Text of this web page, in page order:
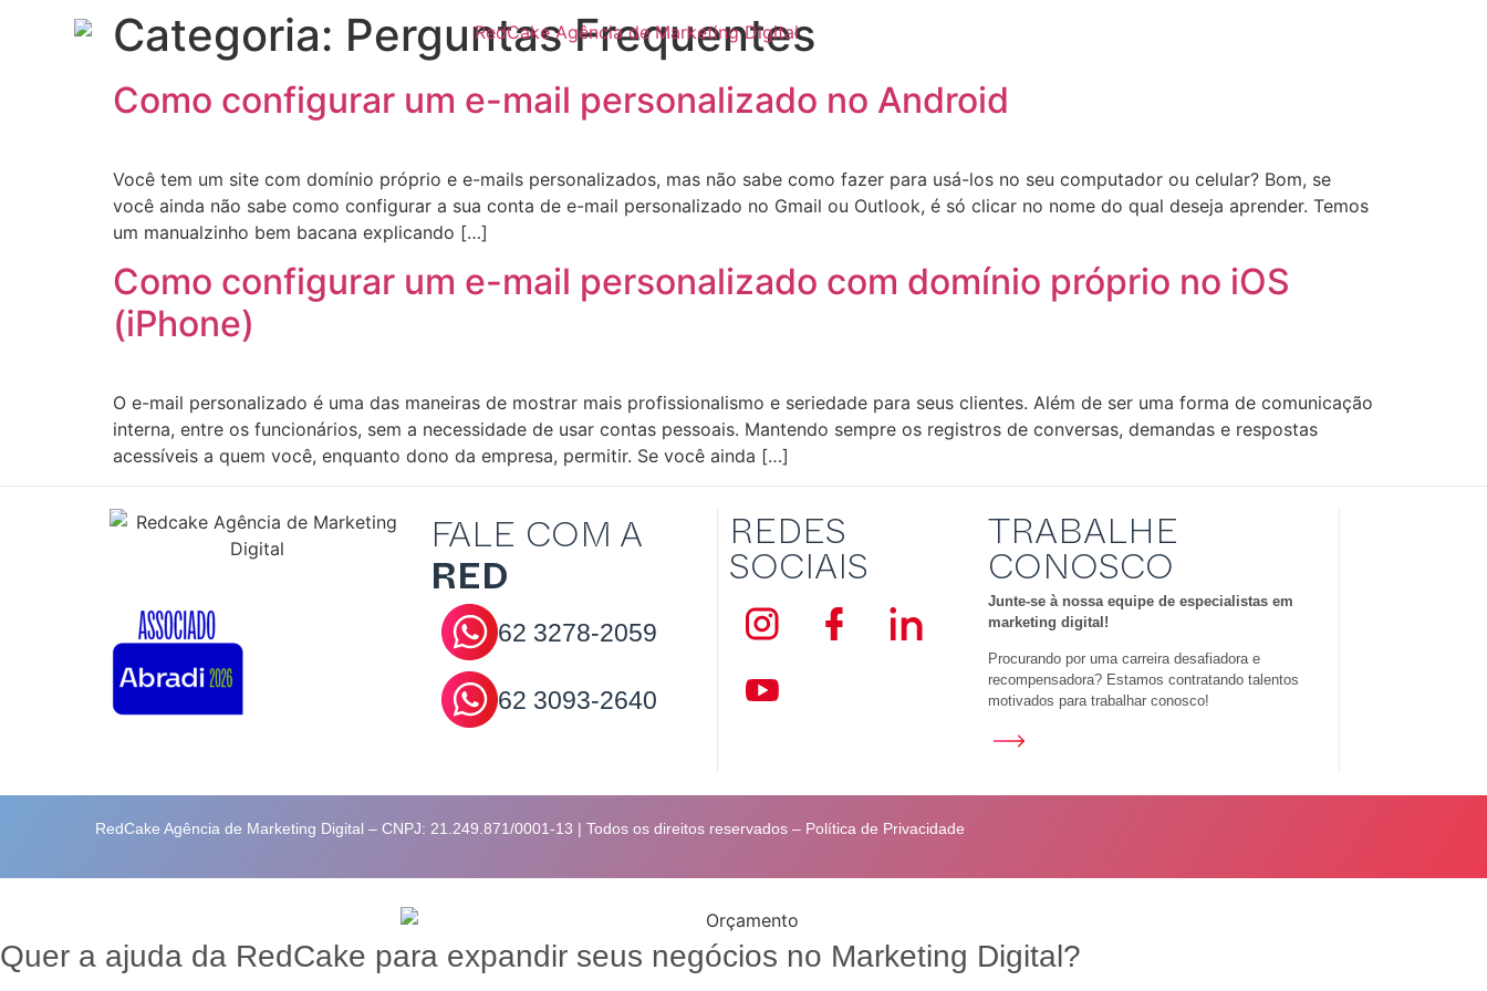
Categoria: Perguntas Frequentes
Como configurar um e-mail personalizado no Android
Você tem um site com domínio próprio e e-mails personalizados, mas não sabe como fazer para usá-los no seu computador ou celular? Bom, se
você ainda não sabe como configurar a sua conta de e-mail personalizado no Gmail ou Outlook, é só clicar no nome do qual deseja aprender. Temos
um manualzinho bem bacana explicando […]
Como configurar um e-mail personalizado com domínio próprio no iOS
(iPhone)
O e-mail personalizado é uma das maneiras de mostrar mais profissionalismo e seriedade para seus clientes. Além de ser uma forma de comunicação
interna, entre os funcionários, sem a necessidade de usar contas pessoais. Mantendo sempre os registros de conversas, demandas e respostas
acessíveis a quem você, enquanto dono da empresa, permitir. Se você ainda […]
FALE COM A
RED
62 3278-2059
62 3093-2640
REDES
SOCIAIS
TRABALHE
CONOSCO
Junte-se à nossa equipe de especialistas em
marketing digital!
Procurando por uma carreira desafiadora e
recompensadora? Estamos contratando talentos
motivados para trabalhar conosco!
RedCake Agência de Marketing Digital – CNPJ: 21.249.871/0001-13 | Todos os direitos reservados – Política de Privacidade
Quer a ajuda da RedCake para expandir seus negócios no Marketing Digital?